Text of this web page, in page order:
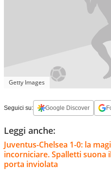
Getty Images
Seguici su: Google Discover
Leggi anche:
Juventus-Chelsea 1-0: la
incorniciare. Spalletti suona
porta inviolata